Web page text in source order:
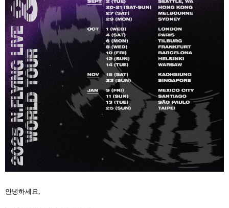
안녕하세요,